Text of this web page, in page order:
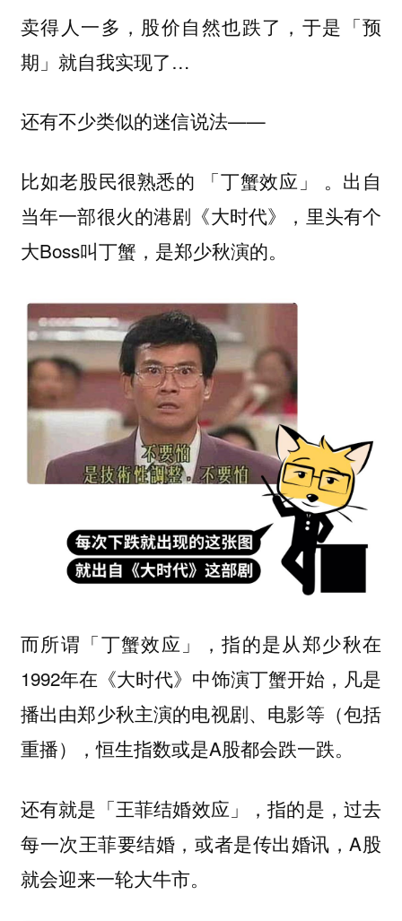
卖得人一多，股价自然也跌了，于是「预
期」就自我实现了…
还有不少类似的迷信说法——
比如老股民很熟悉的 「丁蟹效应」
。出自
当年一部很火的港剧《大时代》，里头有个
大Boss叫丁蟹，是郑少秋演的。
而所谓「丁蟹效应」，指的是从郑少秋在
1992年在《大时代》中饰演丁蟹开始，凡是
播出由郑少秋主演的电视剧、电影等（包括
重播），恒生指数或是A股都会跌一跌。
还有就是 「王菲结婚效应」
，指的是，过去
每一次王菲要结婚，或者是传出婚讯，A股
就会迎来一轮大牛市。